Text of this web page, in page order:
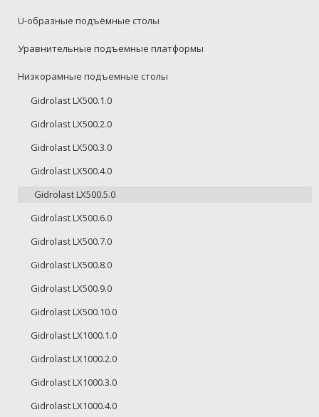
U-образные подъёмные столы
Уравнительные подъемные платформы
Низкорамные подъемные столы
Gidrolast LX500.1.0
Gidrolast LX500.2.0
Gidrolast LX500.3.0
Gidrolast LX500.4.0
Gidrolast LX500.5.0
Gidrolast LX500.6.0
Gidrolast LX500.7.0
Gidrolast LX500.8.0
Gidrolast LX500.9.0
Gidrolast LX500.10.0
Gidrolast LX1000.1.0
Gidrolast LX1000.2.0
Gidrolast LX1000.3.0
Gidrolast LX1000.4.0